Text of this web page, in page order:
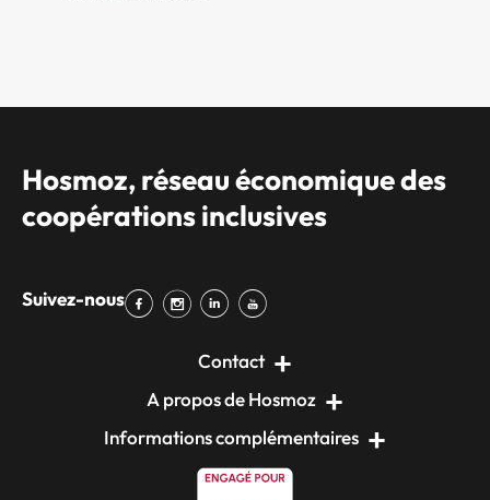
Hosmoz, réseau économique des
coopérations inclusives
Suivez-nous
Contact
A propos de Hosmoz
Informations complémentaires